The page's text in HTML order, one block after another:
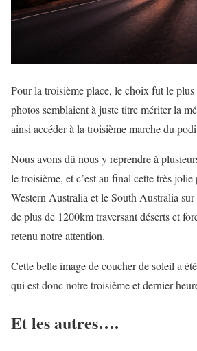
Pour la troisième place, le choix fut le
photos semblaient à juste titre mériter la
ainsi accéder à la troisième marche du
Nous avons dû nous y reprendre à
le troisième, et c’est au final cette très
Western Australia et le South Australia
de plus de 1200km traversant déserts et
retenu notre attention.
Cette belle image de coucher de soleil a
qui est donc notre troisième et dernier
Et les autres….